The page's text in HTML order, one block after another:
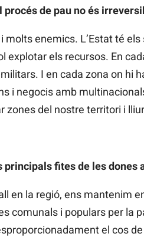
de pau no és
molts enemics. L’Estat té
explotar els recursos. En
I en cada zona on hi
i negocis amb
zones del nostre territori i
principals fites de les dones
en la regió, ens mantenim
comunals i populars per la
el cos